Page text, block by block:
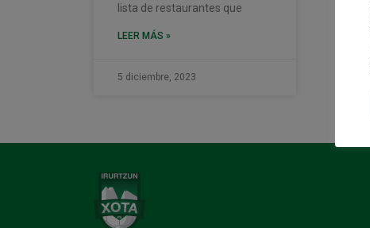
lista de restaurantes que
LEER MÁS »
5 diciembre, 2023